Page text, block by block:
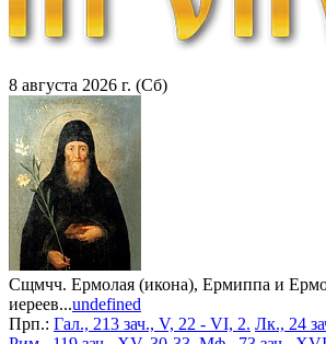
8 августа 2026 г. (Сб)
Сщмчч. Ермолая (икона), Ермиппа и
иереев...undefined
Прп.: Гал., 213 зач., V, 22 - VI, 2. Лк., 24